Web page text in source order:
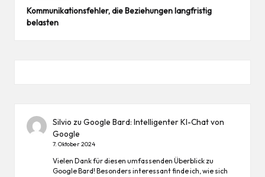
Kommunikationsfehler, die Beziehungen langfristig
belasten
Silvio zuGoogle Bard: Intelligenter KI-Chat von
Google
7. Oktober 2024
Vielen Dank für diesen umfassenden Überblick zu
Google Bard! Besonders interessant finde ich, wie sich